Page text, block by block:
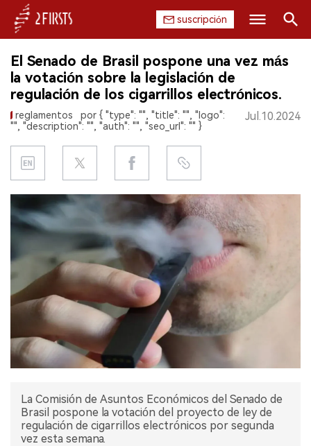
suscripción
INICIO
EMPRESA
REGULACIÓN
CHINA
DATOS
EXPOSICIÓN
ENTREVISTA
Buscar
El Senado de Brasil pospone una vez más
la votación sobre la legislación de
regulación de los cigarrillos electrónicos.
reglamentos
por { "type": "", "title": "", "logo":
"", "description": "", "auth": "", "seo_url": "" }
Jul.10.2024
La Comisión de Asuntos Económicos del Senado de
Brasil pospone la votación del proyecto de ley de
regulación de cigarrillos electrónicos por segunda
vez esta semana.